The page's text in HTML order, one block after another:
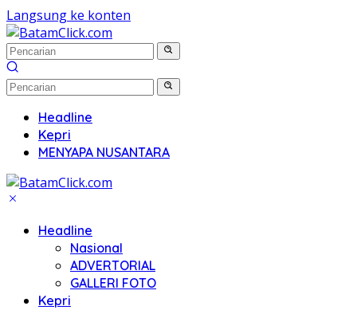
Langsung ke konten
Headline
Kepri
MENYAPA NUSANTARA
Headline
Nasional
ADVERTORIAL
GALLERI FOTO
Kepri